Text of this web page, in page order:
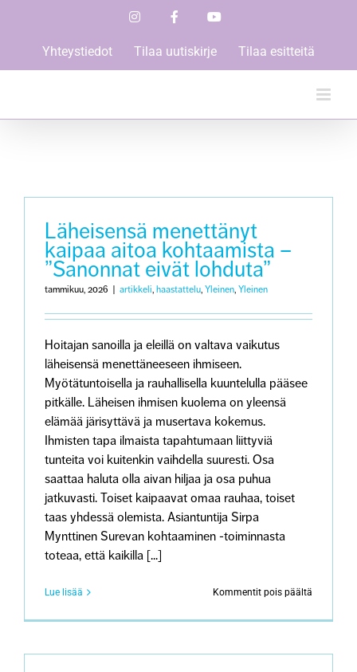
InstagramFacebook
Yhteystiedot Tilaa uutiskirje Tilaa esitteitä
Läheisensä menettänyt
kaipaa aitoa kohtaamista –
”Sanonnat eivät lohduta”
tammikuu, 2026 artikkeli, haastattelu, Yleinen, Yleinen
Hoitajan sanoilla ja eleillä on valtava vaikutus
läheisensä menettäneeseen ihmiseen.
Myötätuntoisella ja rauhallisella kuuntelulla pääsee
pitkälle. Läheisen ihmisen kuolema on yleensä
elämää järisyttävä ja musertava kokemus.
Ihmisten tapa ilmaista tapahtumaan liittyviä
tunteita voi kuitenkin vaihdella suuresti. Osa
saattaa haluta olla aivan hiljaa ja osa puhua
jatkuvasti. Toiset kaipaavat omaa rauhaa, toiset
taas yhdessä olemista. Asiantuntija Sirpa
Mynttinen Surevan kohtaaminen -toiminnasta
toteaa, että kaikilla [...]
Lue lisää Kommentit pois päältä